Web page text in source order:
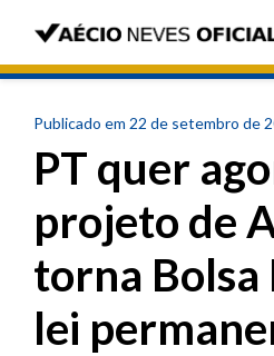
Publicado em 22 de setembro de
PT quer
projeto de
torna Bolsa
lei